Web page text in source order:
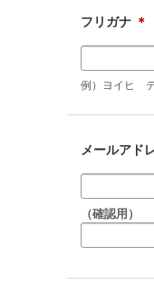
フリガナ ＊
例）ヨイヒ
メールアド
（確認用）